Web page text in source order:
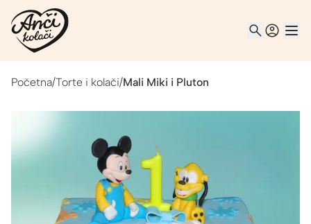
Početna/Torte i kolači/Mali Miki i Pluton